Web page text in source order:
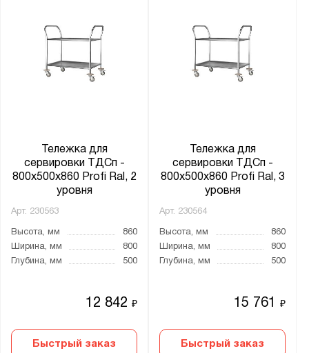
Тележка для
сервировки ТДСп -
800x500x860 Profi Ral, 2
уровня
Арт. 230563
Высота, мм
860
Ширина, мм
800
Глубина, мм
500
12 842₽
Быстрый заказ
Тележка для
сервировки ТДСп -
800x500x860 Profi Ral, 3
уровня
Арт. 230564
Высота, мм
860
Ширина, мм
800
Глубина, мм
500
15 761₽
Быстрый заказ